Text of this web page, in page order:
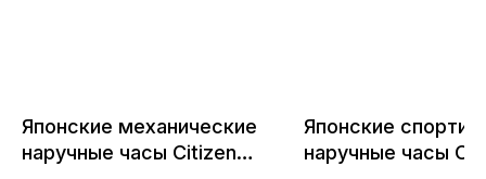
Японские механические
наручные часы Citizen
Японские
наручные часы